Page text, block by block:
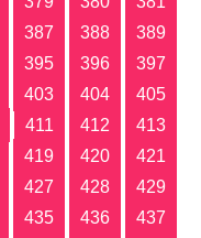
387 388
389
395 396
397
403 404
405
411 412
413
419 420
421
427 428
429
435 436
437